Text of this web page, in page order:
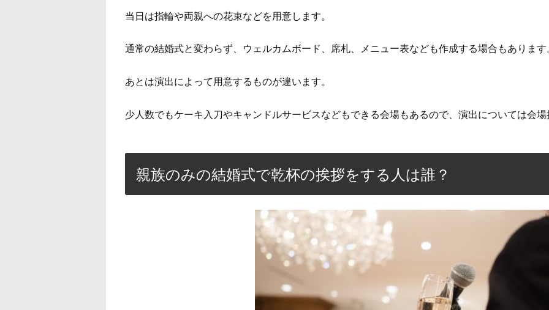
当日は指輪や両親への花束などを用意します。
通常の結婚式と変わらず、ウェルカムボード、席札、メニュー表なども作成する場合もあります
あとは演出によって用意するものが違います。
少人数でもケーキ入刀やキャンドルサービスなどもできる会場もあるので、演出については会
親族のみの結婚式で乾杯の挨拶をする人は誰？